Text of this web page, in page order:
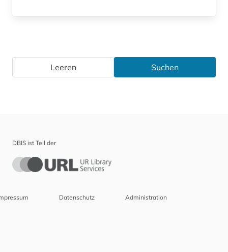
Leeren Suchen
DBIS ist Teil der
Datenschutz Administration